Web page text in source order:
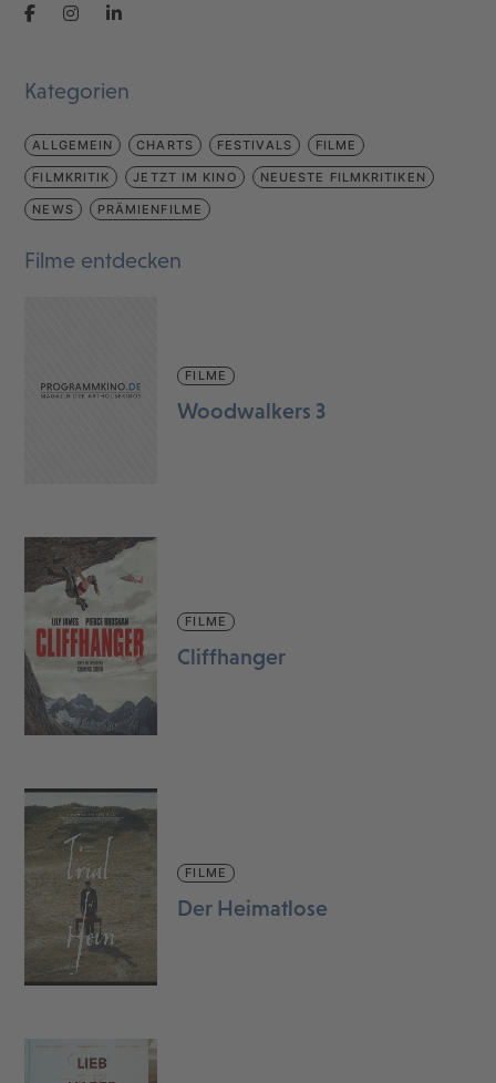
Kategorien
ALLGEMEIN CHARTS FESTIVALS FILME
FILMKRITIK JETZT IM KINO NEUESTE FILMKRITIKEN
NEWS PRÄMIENFILME
Filme entdecken
FILME
Woodwalkers 3
FILME
Cliffhanger
FILME
Der Heimatlose